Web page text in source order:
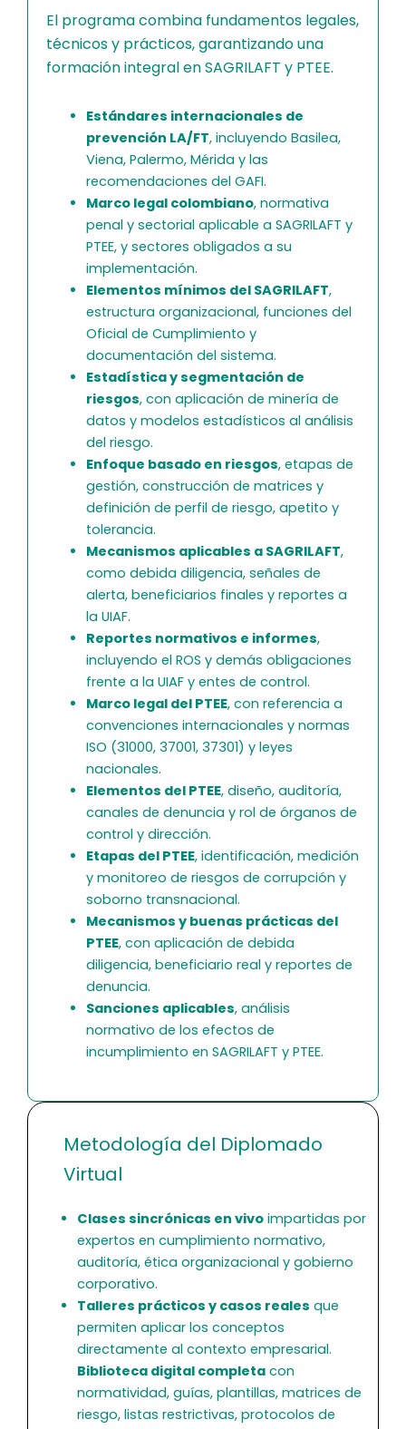
El programa combina fundamentos legales,
técnicos y prácticos, garantizando una
formación integral en SAGRILAFT y PTEE.
Estándares internacionales de
prevención LA/FT, incluyendo Basilea,
Viena, Palermo, Mérida y las
recomendaciones del GAFI.
Marco legal colombiano, normativa
penal y sectorial aplicable a SAGRILAFT y
PTEE, y sectores obligados a su
implementación.
Elementos mínimos del SAGRILAFT,
estructura organizacional, funciones del
Oficial de Cumplimiento y
documentación del sistema.
Estadística y segmentación de
riesgos, con aplicación de minería de
datos y modelos estadísticos al análisis
del riesgo.
Enfoque basado en riesgos, etapas de
gestión, construcción de matrices y
definición de perfil de riesgo, apetito y
tolerancia.
Mecanismos aplicables a SAGRILAFT,
como debida diligencia, señales de
alerta, beneficiarios finales y reportes a
la UIAF.
Reportes normativos e informes,
incluyendo el ROS y demás obligaciones
frente a la UIAF y entes de control.
Marco legal del PTEE, con referencia a
convenciones internacionales y normas
ISO (31000, 37001, 37301) y leyes
nacionales.
Elementos del PTEE, diseño, auditoría,
canales de denuncia y rol de órganos de
control y dirección.
Etapas del PTEE, identificación, medición
y monitoreo de riesgos de corrupción y
soborno transnacional.
Mecanismos y buenas prácticas del
PTEE, con aplicación de debida
diligencia, beneficiario real y reportes de
denuncia.
Sanciones aplicables, análisis
normativo de los efectos de
incumplimiento en SAGRILAFT y PTEE.
Metodología del Diplomado
Virtual
Clases sincrónicas en vivoimpartidas por
expertos en cumplimiento normativo,
auditoría, ética organizacional y gobierno
corporativo.
Talleres prácticos y casos reales que
permiten aplicar los conceptos
directamente al contexto empresarial.
Biblioteca digital completacon
normatividad, guías, plantillas, matrices de
riesgo, listas restrictivas, protocolos de